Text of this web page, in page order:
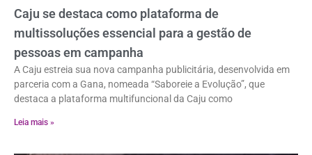
Caju se destaca como plataforma de
multissoluções essencial para a gestão de
pessoas em campanha
A Caju estreia sua nova campanha publicitária, desenvolvida em
parceria com a Gana, nomeada “Saboreie a Evolução”, que
destaca a plataforma multifuncional da Caju como
Leia mais »